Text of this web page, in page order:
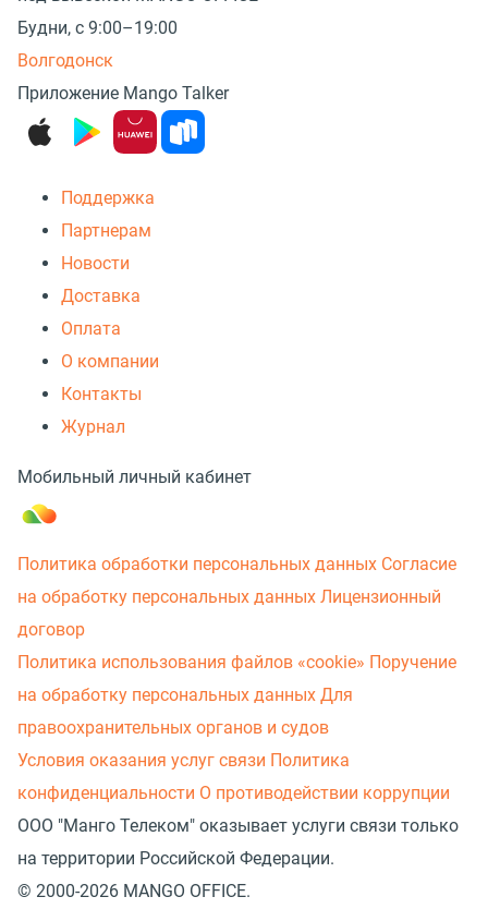
Будни, с 9:00–19:00
Волгодонск
Приложение Mango Talker
Поддержка
Партнерам
Новости
Доставка
Оплата
О компании
Контакты
Журнал
Мобильный личный кабинет
Политика обработки персональных данных Согласие
на обработку персональных данных Лицензионный
договор
Политика использования файлов «cookie» Поручение
на обработку персональных данных Для
правоохранительных органов и судов
Условия оказания услуг связи Политика
конфиденциальности О противодействии коррупции
ООО "Манго Телеком" оказывает услуги связи только
на территории Российской Федерации.
© 2000-2026 MANGO OFFICE.